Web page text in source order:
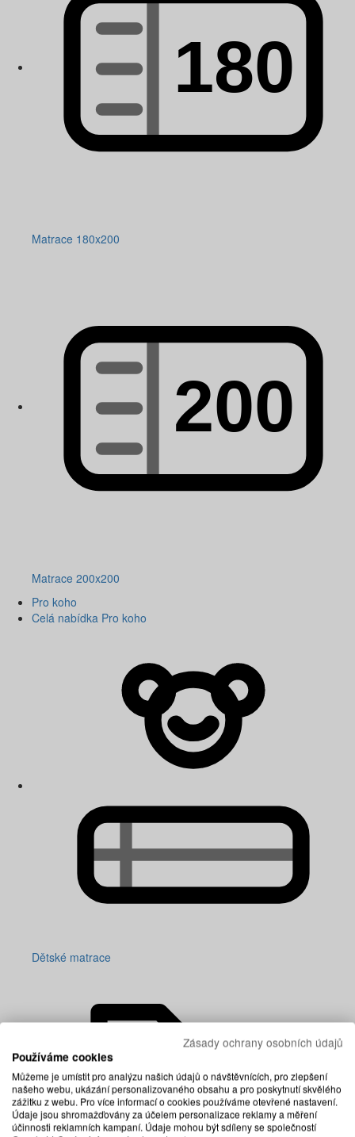
Matrace 180x200
Matrace 200x200
Pro koho
Celá nabídka Pro koho
Dětské matrace
Zásady ochrany osobních údajů
Používáme cookies
Můžeme je umístit pro analýzu našich údajů o návštěvnících, pro zlepšení
našeho webu, ukázání personalizovaného obsahu a pro poskytnutí skvělého
zážitku z webu. Pro více informací o cookies používáme otevřené nastavení.
Údaje jsou shromažďovány za účelem personalizace reklamy a měření
účinnosti reklamních kampaní. Údaje mohou být sdíleny se společností